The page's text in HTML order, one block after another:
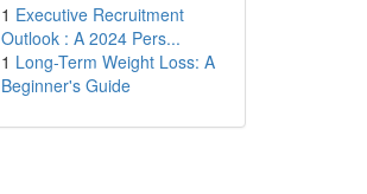
1 Executive Recruitment
Outlook : A 2024 Pers...
1 Long-Term Weight Loss: A
Beginner's Guide